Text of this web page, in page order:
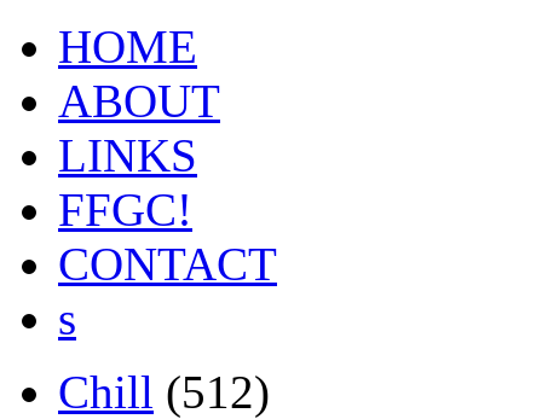
HOME
ABOUT
LINKS
FFGC!
CONTACT
s
Chill (512)